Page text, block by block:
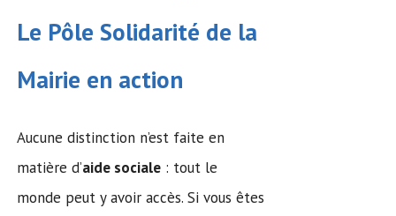
Le Pôle Solidarité de la
Mairie en action
Aucune distinction n’est faite en
matière d’aide sociale : tout le
monde peut y avoir accès. Si vous êtes